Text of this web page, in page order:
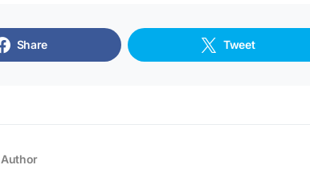
Share Tweet
Author